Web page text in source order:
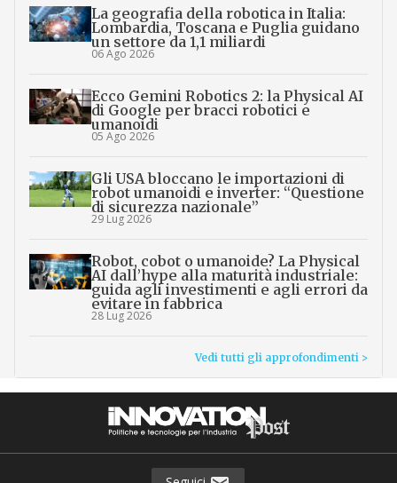
La geografia della robotica in Italia:
Lombardia, Toscana e Puglia guidano
un settore da 1,1 miliardi
06 Ago 2026
Ecco Gemini Robotics 2: la Physical AI
di Google per bracci robotici e
umanoidi
05 Ago 2026
Gli USA bloccano le importazioni di
robot umanoidi e inverter: “Questione
di sicurezza nazionale”
29 Lug 2026
Robot, cobot o umanoide? La Physical
AI dall’hype alla maturità industriale:
guida agli investimenti e agli errori da
evitare in fabbrica
28 Lug 2026
Vedi tutti gli approfondimenti >